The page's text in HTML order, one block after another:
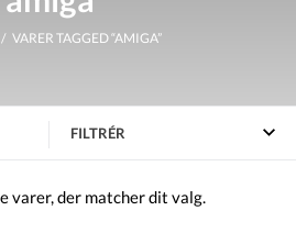
/ VARER TAGGED “AMIGA”
FILTRÉR
varer, der matcher dit valg.